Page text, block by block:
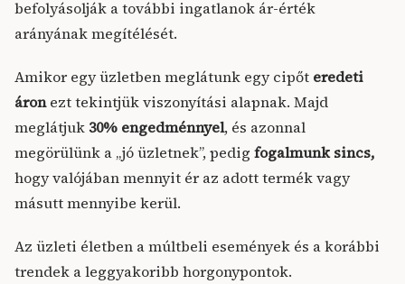
befolyásolják a további ingatlanok ár-érték
arányának megítélését.
Amikor egy üzletben meglátunk egy cipőt eredeti
áronezt tekintjük viszonyítási alapnak. Majd
meglátjuk30% engedménnyel, és azonnal
megörülünk a „jó üzletnek”, pedig fogalmunk sincs,
hogy valójában mennyit ér az adott termék vagy
másutt mennyibe kerül.
Az üzleti életben a múltbeli események és a korábbi
trendek a leggyakoribb horgonypontok.